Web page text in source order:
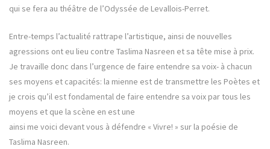
qui se fera au théâtre de l’Odyssée de Levallois-Perret.
Entre-temps l’actualité rattrape l’artistique, ainsi de nouvelles
agressions ont eu lieu contre Taslima Nasreen et sa tête mise à prix.
Je travaille donc dans l’urgence de faire entendre sa voix- à chacun
ses moyens et capacités: la mienne est de transmettre les Poètes et
je crois qu’il est fondamental de faire entendre sa voix par tous les
moyens et que la scène en est une
ainsi me voici devant vous à défendre « Vivre! » sur la poésie de
Taslima Nasreen.